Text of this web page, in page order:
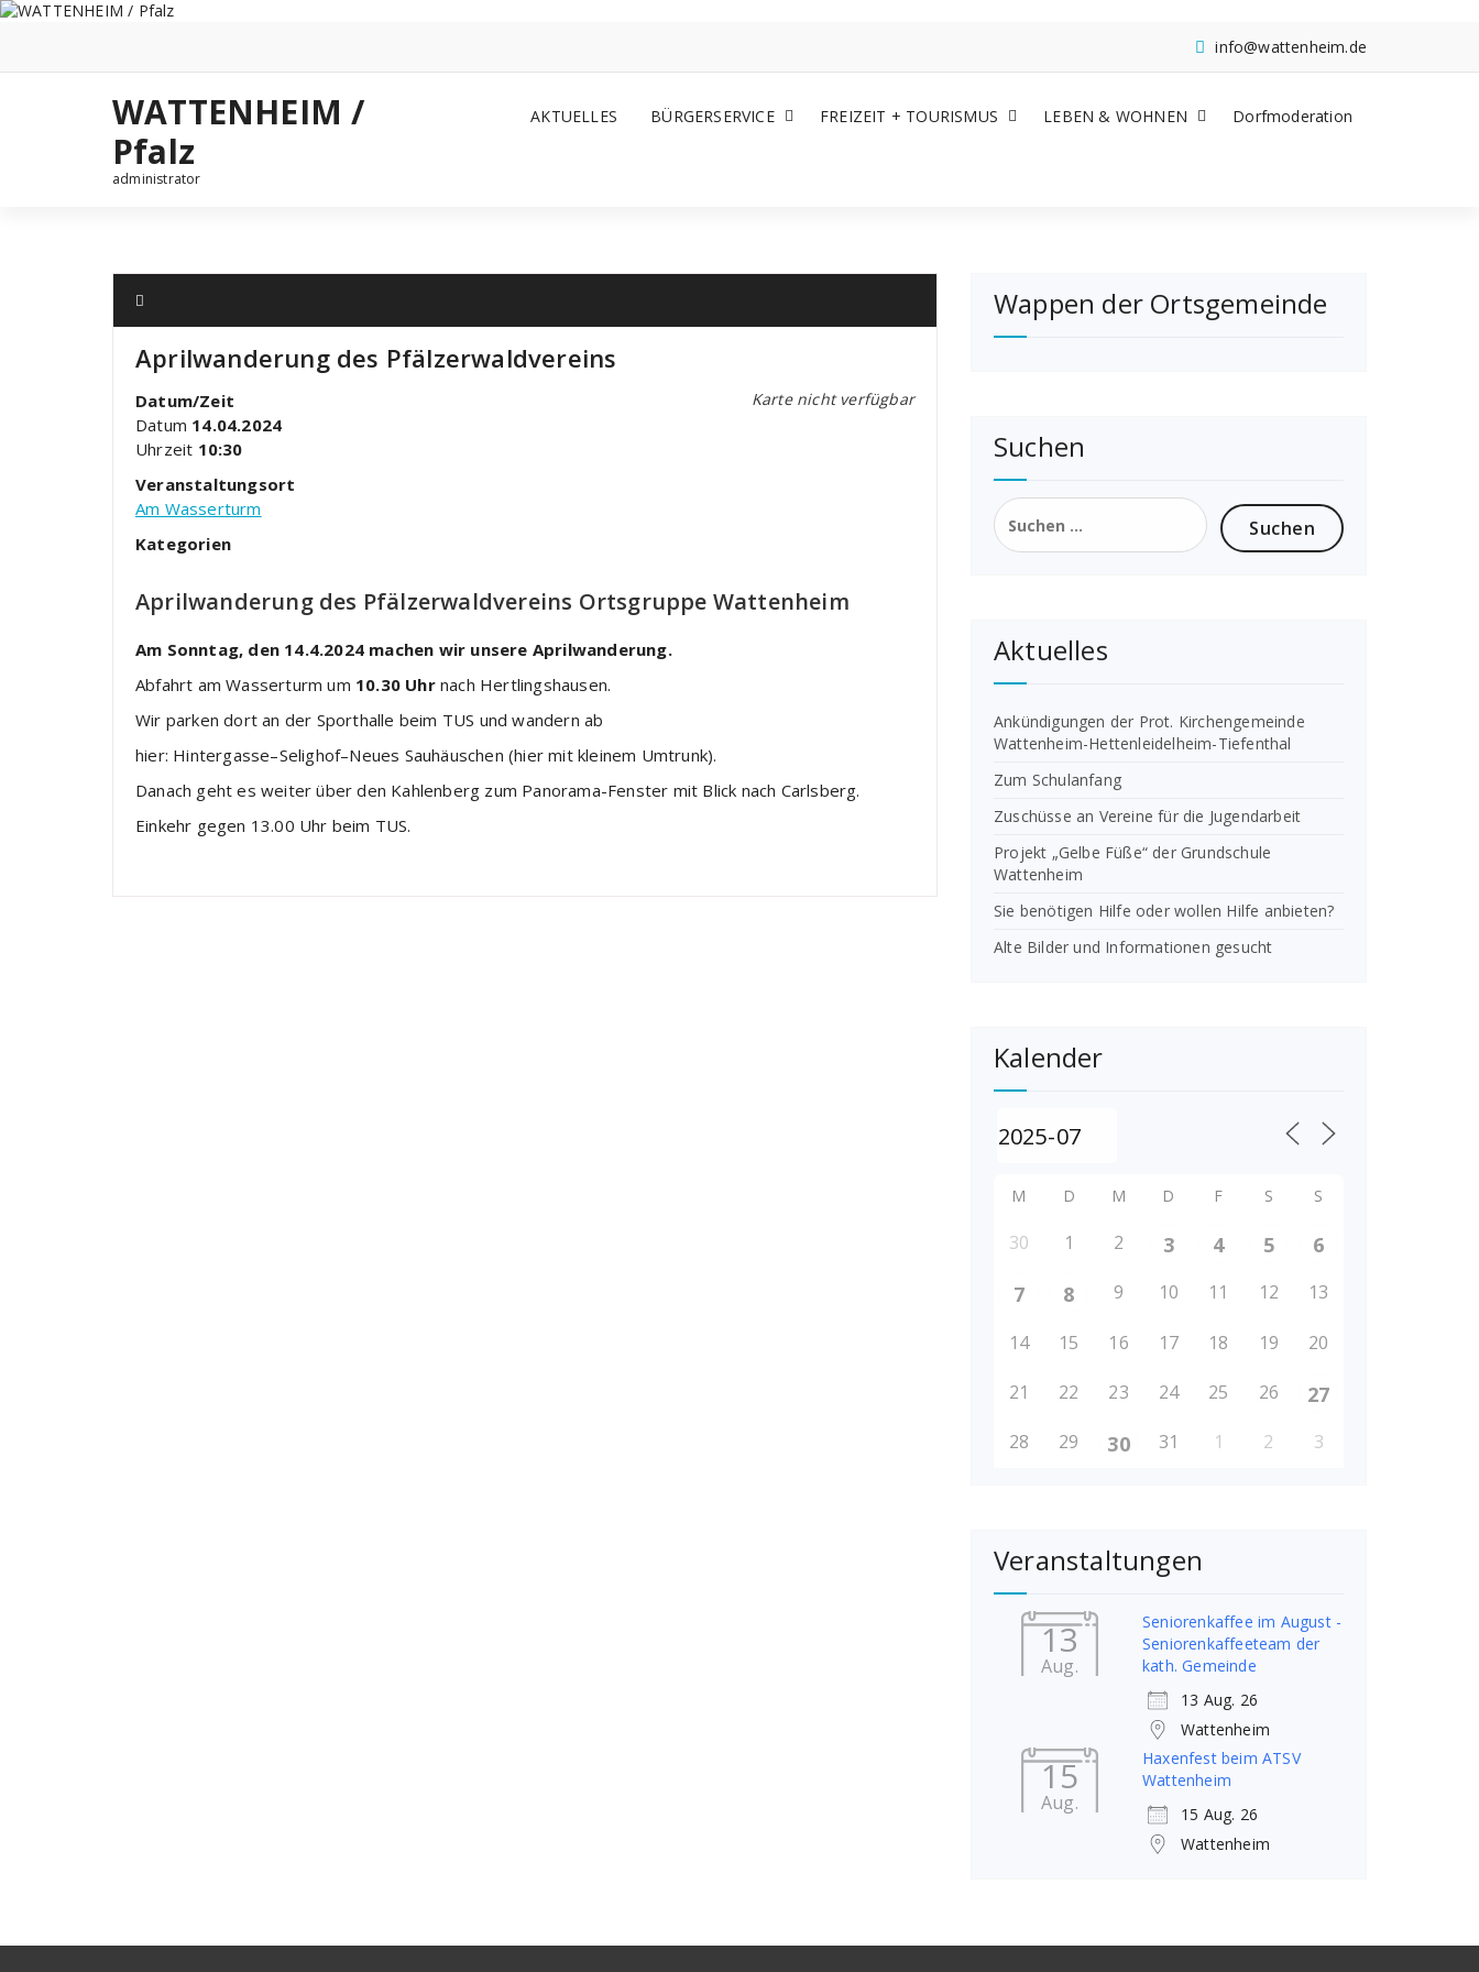
Zum
info@wattenheim.de
WATTENHEIM /
Pfalz
administrator
AKTUELLES BÜRGERSERVICE FREIZEIT + TOURISMUS LEBEN & WOHNEN Dorfmoderation
Aprilwanderung des Pfälzerwaldvereins
Karte nicht verfügbar
Datum/Zeit
Datum 14.04.2024
Uhrzeit 10:30
Veranstaltungsort
Am Wasserturm
Kategorien
Aprilwanderung des Pfälzerwaldvereins Ortsgruppe Wattenheim
Am Sonntag, den 14.4.2024 machen wir unsere Aprilwanderung.
Abfahrt am Wasserturm um 10.30 Uhrnach Hertlingshausen.
Wir parken dort an der Sporthalle beim TUS und wandern ab
hier: Hintergasse–Selighof–Neues Sauhäuschen (hier mit kleinem Umtrunk).
Danach geht es weiter über den Kahlenberg zum Panorama-Fenster mit Blick nach Carlsberg.
Einkehr gegen 13.00 Uhr beim TUS.
Wappen der Ortsgemeinde
Suchen
Suchen
nach:
Aktuelles
Ankündigungen der Prot. Kirchengemeinde
Wattenheim-Hettenleidelheim-Tiefenthal
Zum Schulanfang
Zuschüsse an Vereine für die Jugendarbeit
Projekt „Gelbe Füße“ der Grundschule
Wattenheim
Sie benötigen Hilfe oder wollen Hilfe anbieten?
Alte Bilder und Informationen gesucht
Kalender
M D M D F S S
30 1 2 3 4 5
6
7
8 9 10 11 12 13
14 15 16 17 18 19 20
21 22 23 24 25 26 27
28 29 30 31 1 2 3
Veranstaltungen
13
Aug.
Seniorenkaffee im August -
Seniorenkaffeeteam der
kath. Gemeinde
13 Aug. 26
Wattenheim
15
Aug.
Haxenfest beim ATSV
Wattenheim
15 Aug. 26
Wattenheim